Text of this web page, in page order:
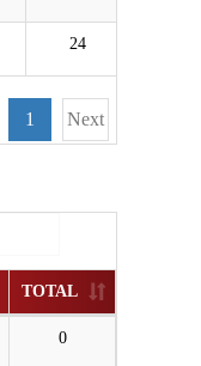
24
1 Next
TOTAL
0